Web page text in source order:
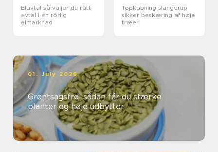
Elavtal så väljer du rätt
avtal i en rörlig
elmarknad
Topkabning slangerup
sikker beskæring af høje
træer
01. July 2026
Grøntsagsfrø: sådan får du stærke
planter og høje udbytter